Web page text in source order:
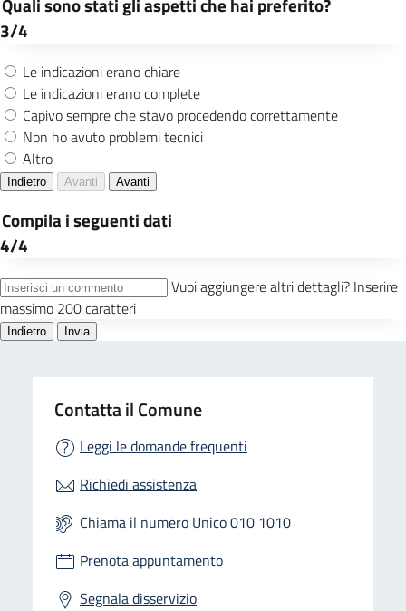
Contatta il Comune
Leggi le domande frequenti
Richiedi assistenza
Chiama il numero Unico 010 1010
Prenota appuntamento
Segnala disservizio